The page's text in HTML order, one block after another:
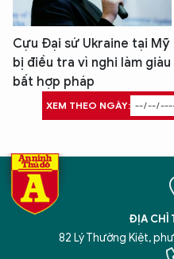
Cựu Đại sứ Ukraine tại Mỹ
bị điều tra vì nghi làm giàu
bất hợp pháp
XEM THEO NGÀY:
ĐỊA CHỈ
82 Lý Thường Kiệt,